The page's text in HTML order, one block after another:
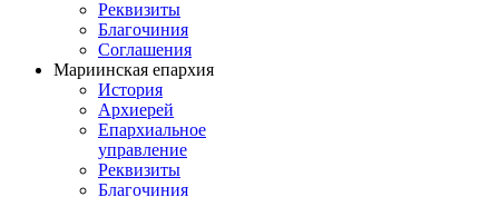
Реквизиты
Благочиния
Соглашения
Мариинская епархия
История
Архиерей
Епархиальное
управление
Реквизиты
Благочиния